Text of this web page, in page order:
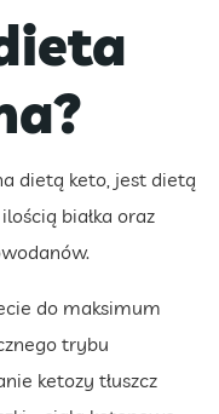
dietą keto, jest dietą
białka oraz
do maksimum
trybu
ketozy tłuszcz